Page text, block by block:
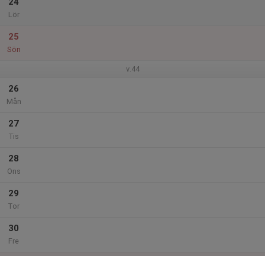
Lör
25
Sön
v.44
26
Mån
27
Tis
28
Ons
29
Tor
30
Fre